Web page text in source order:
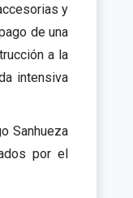
y
de una
a la
intensiva
Sanhueza
por el